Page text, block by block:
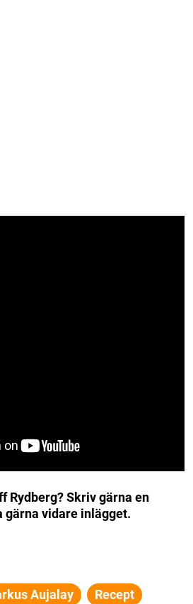
Rydberg? Skriv gärna en
gärna vidare inlägget.
Aujalay Recept